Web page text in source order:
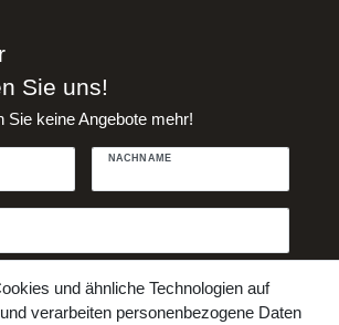
Sie uns!
Sie keine Angebote mehr!
NACHNAME
ich, dass ich dieDaten­schutz­erklärung
und ähnliche Technologien auf
verarbeiten personenbezogene Daten